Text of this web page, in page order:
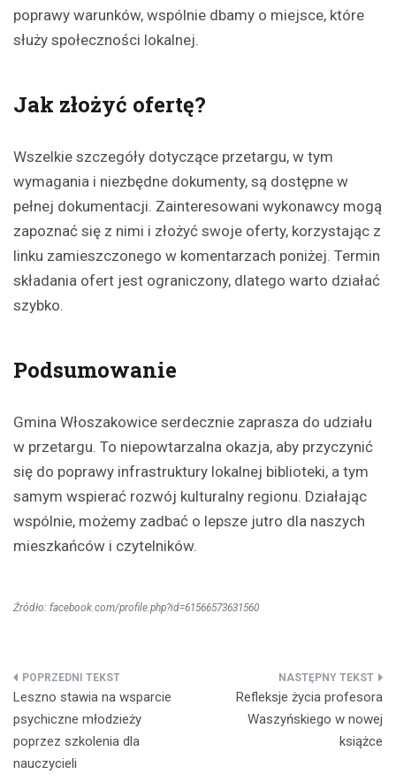
poprawy warunków, wspólnie dbamy o miejsce, które
służy społeczności lokalnej.
Jak złożyć ofertę?
Wszelkie szczegóły dotyczące przetargu, w tym
wymagania i niezbędne dokumenty, są dostępne w
pełnej dokumentacji. Zainteresowani wykonawcy mogą
zapoznać się z nimi i złożyć swoje oferty, korzystając z
linku zamieszczonego w komentarzach poniżej. Termin
składania ofert jest ograniczony, dlatego warto działać
szybko.
Podsumowanie
Gmina Włoszakowice serdecznie zaprasza do udziału
w przetargu. To niepowtarzalna okazja, aby przyczynić
się do poprawy infrastruktury lokalnej biblioteki, a tym
samym wspierać rozwój kulturalny regionu. Działając
wspólnie, możemy zadbać o lepsze jutro dla naszych
mieszkańców i czytelników.
Źródło: facebook.com/profile.php?id=61566573631560
Nawigacja
wpisu
Leszno stawia na wsparcie
psychiczne młodzieży
poprzez szkolenia dla
nauczycieli
Refleksje życia profesora
Waszyńskiego w nowej
książce